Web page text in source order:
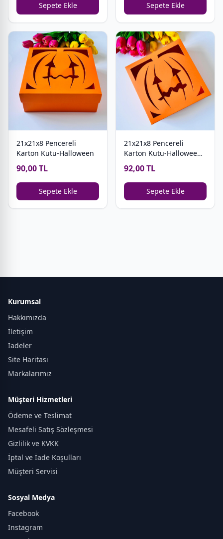
Sepete Ekle Sepete Ekle
21x21x8 Pencereli
Karton Kutu-Halloween
90,00 TL
Sepete Ekle
21x21x8 Pencereli
Karton Kutu-Halloween
4 Bölmeli
92,00 TL
Sepete Ekle
Kurumsal
Hakkımızda
İletişim
İadeler
Site Haritası
Markalarımız
Müşteri Hizmetleri
Ödeme ve Teslimat
Mesafeli Satış Sözleşmesi
Gizlilik ve KVKK
İptal ve İade Koşulları
Müşteri Servisi
Sosyal Medya
Facebook
Instagram